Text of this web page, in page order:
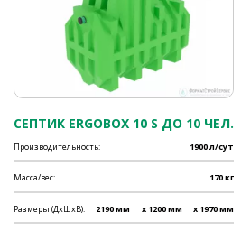
СЕПТИК ERGOBOX 10 S ДО 10 ЧЕЛ.
Производительность: 1900 л/сут
Масса/вес: 170 кг
Размеры (ДхШхВ): 2190 мм x 1200 мм x 1970 мм